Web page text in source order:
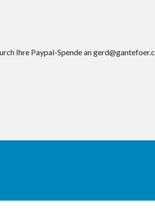
Ihre Paypal-Spende an